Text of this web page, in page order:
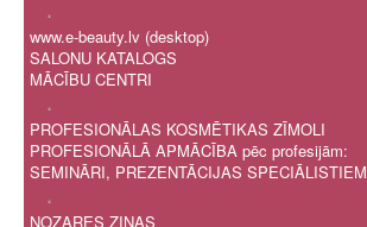
.
www.e-beauty.lv (desktop)
SALONU KATALOGS
MĀCĪBU CENTRI
.
PROFESIONĀLAS KOSMĒTIKAS ZĪMOLI
PROFESIONĀLĀ APMĀCĪBA pēc profesijām:
SEMINĀRI, PREZENTĀCIJAS SPECIĀLISTIEM
.
NOZARES ZIŅAS